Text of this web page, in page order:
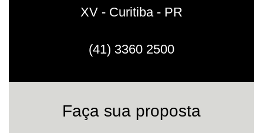
XV - Curitiba - PR
(41) 3360 2500
Faça sua proposta